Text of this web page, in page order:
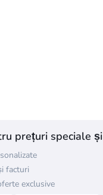
prețuri speciale
facturi
exclusive